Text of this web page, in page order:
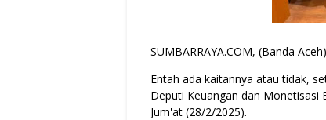
SUMBARRAYA.COM, (Banda
Entah ada kaitannya atau tidak,
Deputi Keuangan dan Monetisasi
Jum'at (28/2/2025).